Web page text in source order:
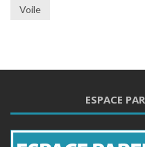
Voile
ESPACE